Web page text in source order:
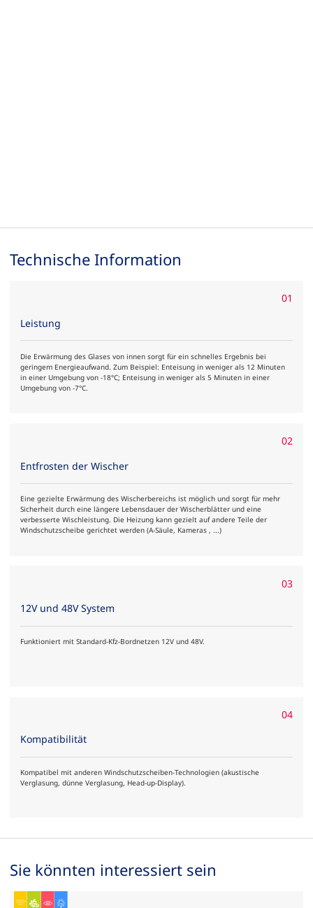
Technische Information
01
Leistung
Die Erwärmung des Glases von innen sorgt für ein schnelles Ergebnis bei
geringem Energieaufwand. Zum Beispiel: Enteisung in weniger als 12 Minuten
in einer Umgebung von -18°C; Enteisung in weniger als 5 Minuten in einer
Umgebung von -7°C.
02
Entfrosten der Wischer
Eine gezielte Erwärmung des Wischerbereichs ist möglich und sorgt für mehr
Sicherheit durch eine längere Lebensdauer der Wischerblätter und eine
verbesserte Wischleistung. Die Heizung kann gezielt auf andere Teile der
Windschutzscheibe gerichtet werden (A-Säule, Kameras , ...)
03
12V und 48V System
Funktioniert mit Standard-Kfz-Bordnetzen 12V und 48V.
04
Kompatibilität
Kompatibel mit anderen Windschutzscheiben-Technologien (akustische
Verglasung, dünne Verglasung, Head-up-Display).
Sie könnten interessiert sein